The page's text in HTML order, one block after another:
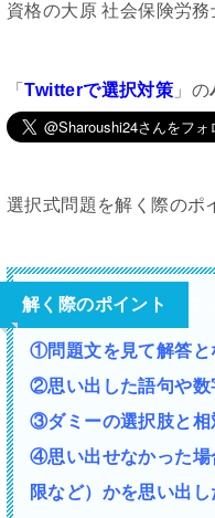
資格の大原 社会保険労務
「Twitterで選択対策 」の
選択式問題を解く際のポ
解く際のポイント
①問題文を見て解答と
②思い出した語句や数
③ダミーの選択肢と相
④思い出せなかった場
限など）かを思い出